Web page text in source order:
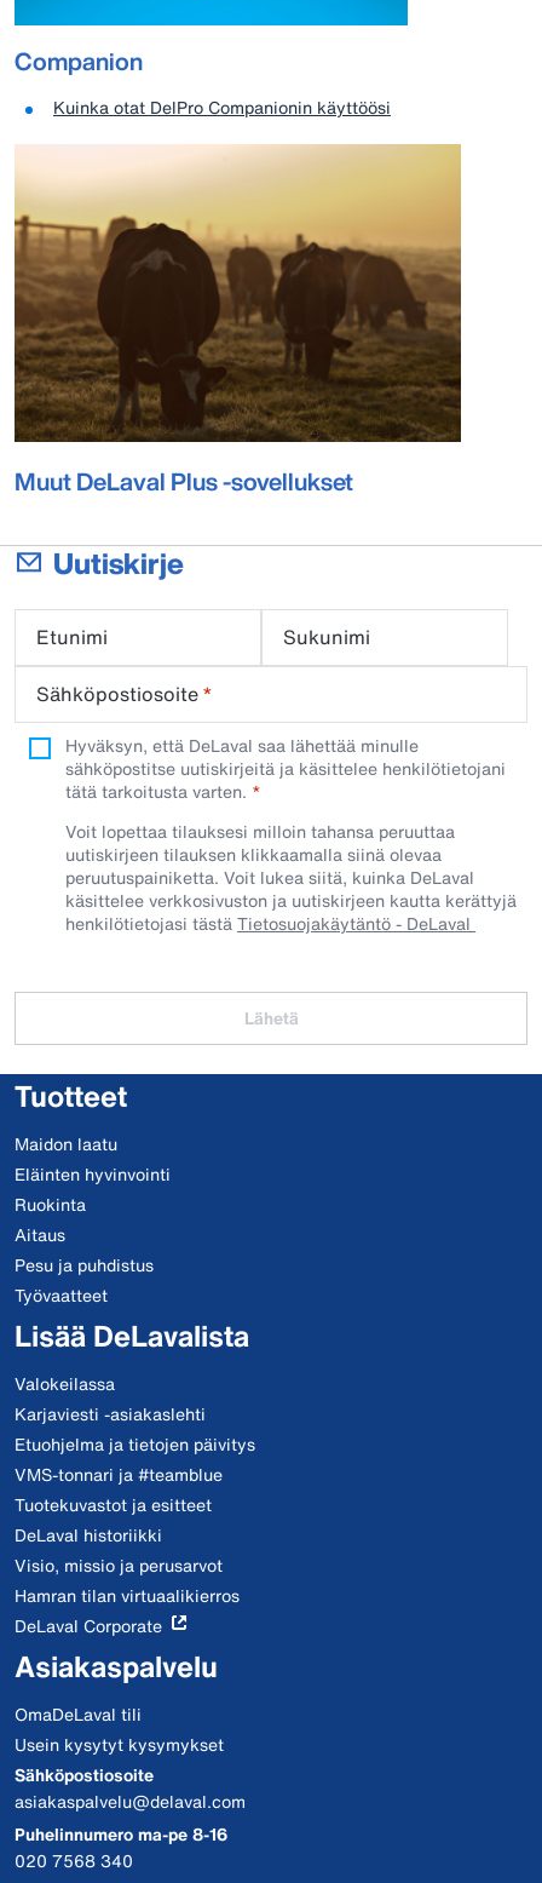
Companion
Kuinka otat DelPro Companionin käyttöösi
Muut DeLaval Plus -sovellukset
Uutiskirje
Etunimi
Sukunimi
Sähköpostiosoite*
Hyväksyn, että DeLaval saa lähettää minulle
sähköpostitse uutiskirjeitä ja käsittelee henkilötietojani
tätä tarkoitusta varten.
Voit lopettaa tilauksesi milloin tahansa peruuttaa
uutiskirjeen tilauksen klikkaamalla siinä olevaa
peruutuspainiketta. Voit lukea siitä, kuinka DeLaval
käsittelee verkkosivuston ja uutiskirjeen kautta kerättyjä
henkilötietojasi tästäTietosuojakäytäntö - DeLaval
Lähetä
Tuotteet
Maidon laatu
Eläinten hyvinvointi
Ruokinta
Aitaus
Pesu ja puhdistus
Työvaatteet
Lisää DeLavalista
Valokeilassa
Karjaviesti -asiakaslehti
Etuohjelma ja tietojen päivitys
VMS-tonnari ja #teamblue
Tuotekuvastot ja esitteet
DeLaval historiikki
Visio, missio ja perusarvot
Hamran tilan virtuaalikierros
DeLaval Corporate
Asiakaspalvelu
OmaDeLaval tili
Usein kysytyt kysymykset
Sähköpostiosoite
asiakaspalvelu@delaval.com
Puhelinnumero ma-pe 8-16
020 7568 340